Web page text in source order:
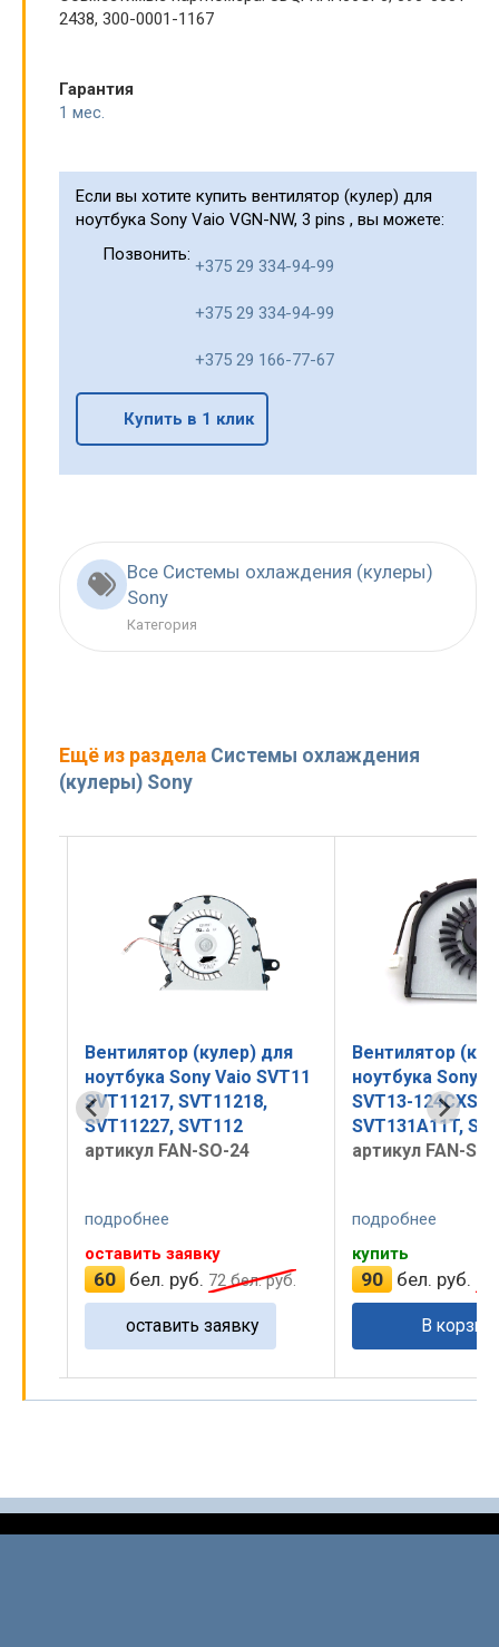
2438, 300-0001-1167
Гарантия
1 мес.
Если вы хотите купить вентилятор (кулер) для
ноутбука Sony Vaio VGN-NW, 3 pins , вы можете:
Позвонить:
+375 29 334-94-99
+375 29 334-94-99
+375 29 166-77-67
Купить в 1 клик
Все Системы охлаждения (кулеры)
Sony
Категория
Ещё из раздела Системы охлаждения
(кулеры) Sony
(кулер) для
Sony Vaio SVT11
SVT11218,
бел. руб.
Вентилятор (кулер) для
ноутбука Sony Vaio SVT13,
SVT13-124CXS,
SVT131A11T, SVT14, SVT15
артикул FAN-SO-19
купить
90 бел. руб. бел. руб.
В корзину
CS
90